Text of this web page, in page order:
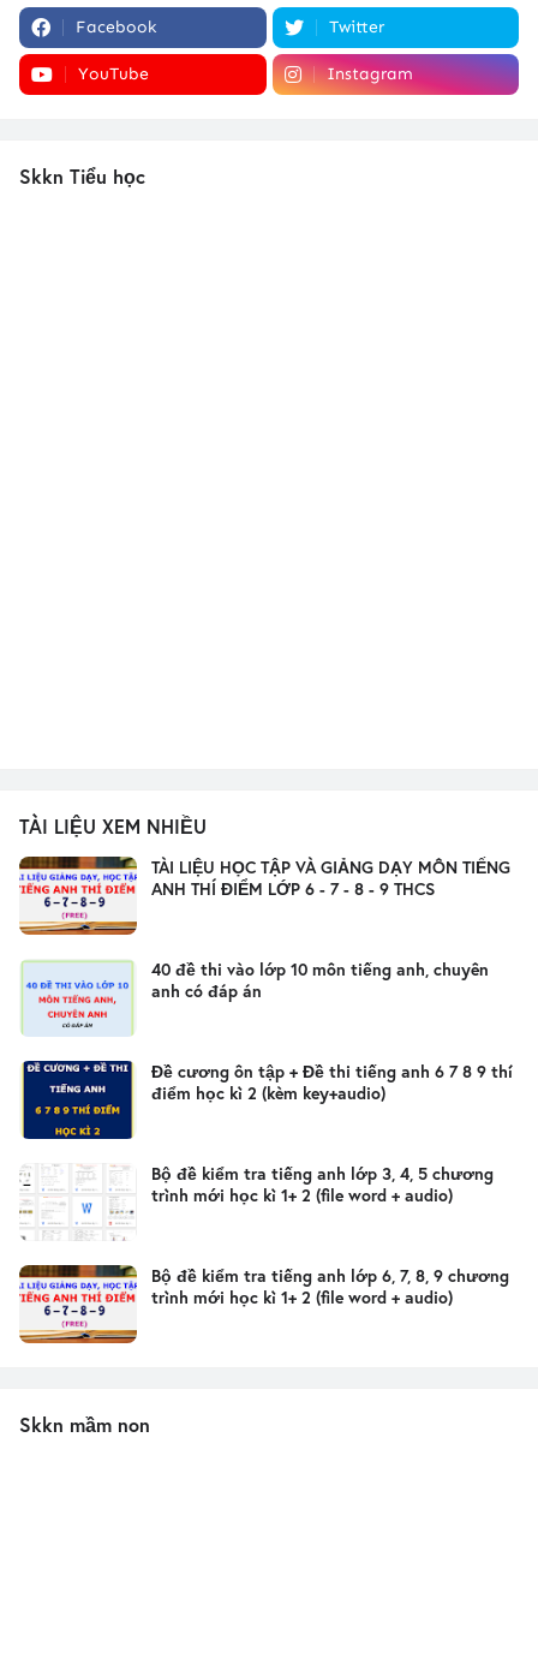
Facebook Twitter
YouTube Instagram
Skkn Tiểu học
TÀI LIỆU XEM NHIỀU
TÀI LIỆU HỌC TẬP VÀ GIẢNG DẠY MÔN TIẾNG
ANH THÍ ĐIỂM LỚP 6 - 7 - 8 - 9 THCS
40 đề thi vào lớp 10 môn tiếng anh, chuyên
anh có đáp án
Đề cương ôn tập + Đề thi tiếng anh 6 7 8 9 thí
điểm học kì 2 (kèm key+audio)
Bộ đề kiểm tra tiếng anh lớp 3, 4, 5 chương
trình mới học kì 1+ 2 (file word + audio)
Bộ đề kiểm tra tiếng anh lớp 6, 7, 8, 9 chương
trình mới học kì 1+ 2 (file word + audio)
Skkn mầm non